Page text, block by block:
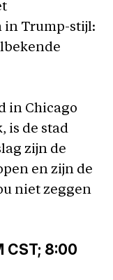
in Trump-stijl:
in Chicago
is de stad
zijn de
en zijn de
niet zeggen
CST; 8:00